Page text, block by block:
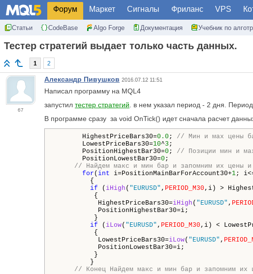
Форум Маркет Сигналы Фриланс VPS
Статьи CodeBase Algo Forge Документация Учебник по
Тестер стратегий выдает только часть данных.
1 2
67
Александр Пивушков 2016.07.12 11:51
Написал программу на MQL4
запустил тестер стратегий. в нем указал период - 2 дня.
В программе сразу за void OnTick() идет сначала расчет
HighestPriceBars30=0.0 ; // Мин и мах цены
LowestPriceBars30=10^3 ;
PositionHighestBar30=0 ; // Позиции мин и
PositionLowestBar30=0 ;
// Найдем макс и мин бар и запомним их цены
for ( int i=PositionMainBarForAccount30+1;
{
if ( iHigh ( "EURUSD" , PERIOD_M30 ,i) >
{
HighestPriceBars30=iHigh ( "EURUSD" ,
PositionHighestBar30=i;
}
if ( iLow( "EURUSD" , PERIOD_M30 ,i) <
{
LowestPriceBars30=iLow( "EURUSD" ,
PositionLowestBar30=i;
}
}
// Конец Найдем макс и мин бар и запомним их